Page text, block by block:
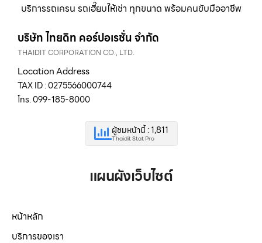
บริการรถเครน รถเฮี๊ยบให้เช่า ทุกขนาด พร้อมคนขับมืออาชีพ
บริษัท ไทยดิท คอร์ปอเรชั่น จำกัด
THAIDIT CORPORATION CO., LTD.
Location Address
TAX ID : 0275566000744
โทร. 099-185-8000
ผู้ชมหน้านี้ : 1,811
Thaidit Stat Pro
แผนผังเว็บไซต์
หน้าหลัก
บริการของเรา